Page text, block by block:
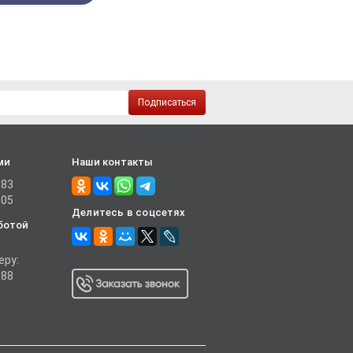
Подписаться
Наши контакты
Делитесь в соцсетях